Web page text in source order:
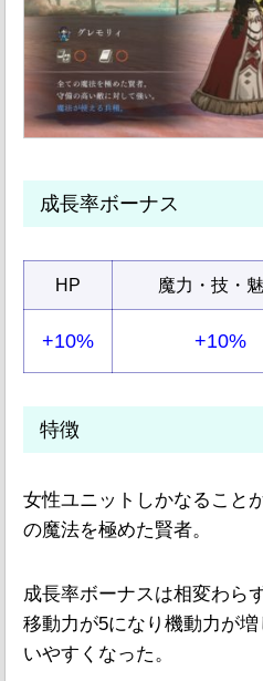
成長率ボーナス
HP 魔力・技・
+10% +10%
特徴
女性ユニットしかなること
の魔法を極めた賢者。
成長率ボーナスは相変わら
移動力が5になり機動力が
いやすくなった。